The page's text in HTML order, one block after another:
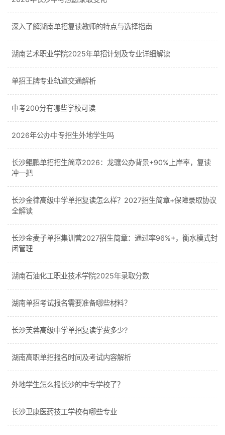
深入了解湖南单招复读教师的特点与选择指南
湖南艺术职业学院2025年单招计划及专业详细解读
单招王牌专业轨道交通解析
中考200分有哪些学校可读
2026年公办中专招生外地学生吗
长沙鲲鹏单招招生简章2026：龙骧公办背景+90%上岸率，复读
冲一把
长沙金律高级中学单招复读怎么样？2027招生简章+保障录取协议
全解读
长沙金麦子单招集训营2027招生简章：通过率96%+，衡水模式封
闭管理
湖南石油化工职业技术学院2025年录取分数
湖南单招考试报名需要准备哪些材料？
长沙芙蓉高级中学单招复读学费多少?
湖南高职单招报名时间及考试内容解析
外地学生怎么报长沙的中专学校了？
长沙卫康医药技工学校有哪些专业